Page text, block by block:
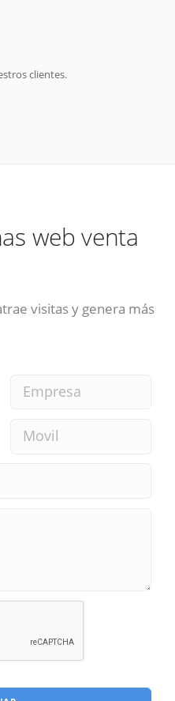
clientes.
web venta
visitas y genera más